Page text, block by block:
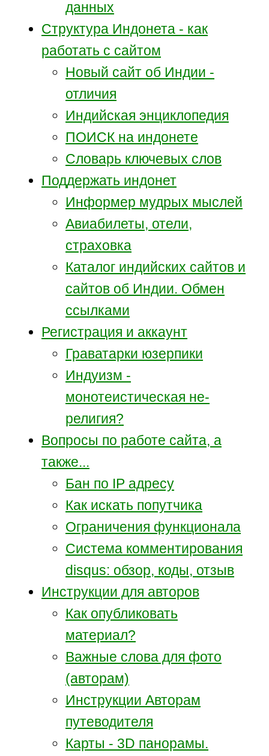
данных
Структура Индонета - как
работать с сайтом
Новый сайт об Индии -
отличия
Индийская энциклопедия
ПОИСК на индонете
Словарь ключевых слов
Поддержать индонет
Информер мудрых мыслей
Авиабилеты, отели,
страховка
Каталог индийских сайтов и
сайтов об Индии. Обмен
ссылками
Регистрация и аккаунт
Граватарки юзерпики
Индуизм -
монотеистическая не-
религия?
Вопросы по работе сайта, а
также...
Бан по IP адресу
Как искать попутчика
Ограничения функционала
Система комментирования
disqus: обзор, коды, отзыв
Инструкции для авторов
Как опубликовать
материал?
Важные слова для фото
(авторам)
Инструкции Авторам
путеводителя
Карты - 3D панорамы.